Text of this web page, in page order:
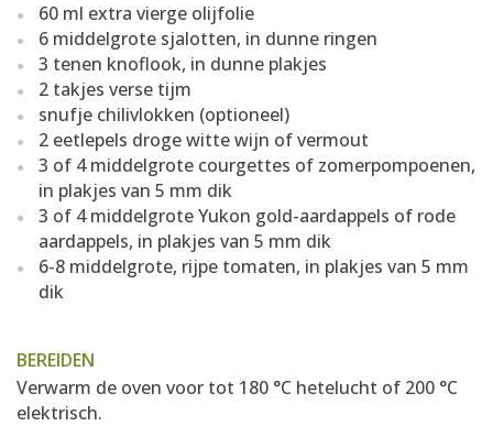
60 ml extra vierge olijfolie
6 middelgrote sjalotten, in dunne ringen
3 tenen knoflook, in dunne plakjes
2 takjes verse tijm
snufje chilivlokken (optioneel)
2 eetlepels droge witte wijn of vermout
3 of 4 middelgrote courgettes of zomerpompoenen,
in plakjes van 5 mm dik
3 of 4 middelgrote Yukon gold-aardappels of rode
aardappels, in plakjes van 5 mm dik
6-8 middelgrote, rijpe tomaten, in plakjes van 5 mm
dik
BEREIDEN
Verwarm de oven voor tot 180 °C hetelucht of 200 °C
elektrisch.